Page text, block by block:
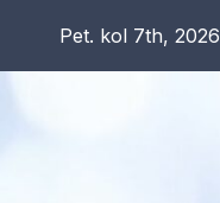
Pet. kol 7th, 2026